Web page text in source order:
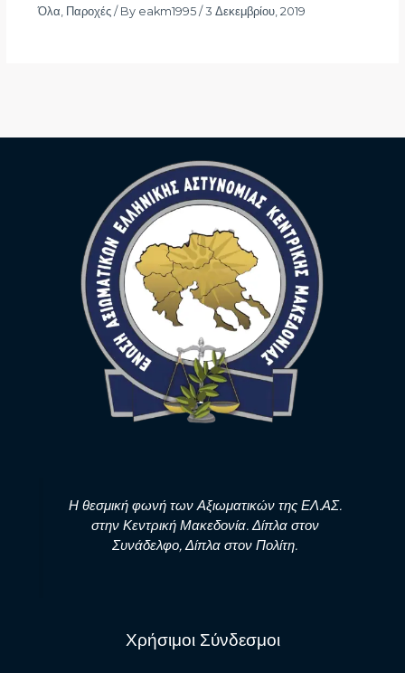
Όλα Παροχές/ By eakm1995 / 3 Δεκεμβρίου, 2019
Η θεσμική φωνή των Αξιωματικών της ΕΛ.ΑΣ.
στην Κεντρική Μακεδονία. Δίπλα στον
Συνάδελφο, Δίπλα στον Πολίτη.
Χρήσιμοι Σύνδεσμοι